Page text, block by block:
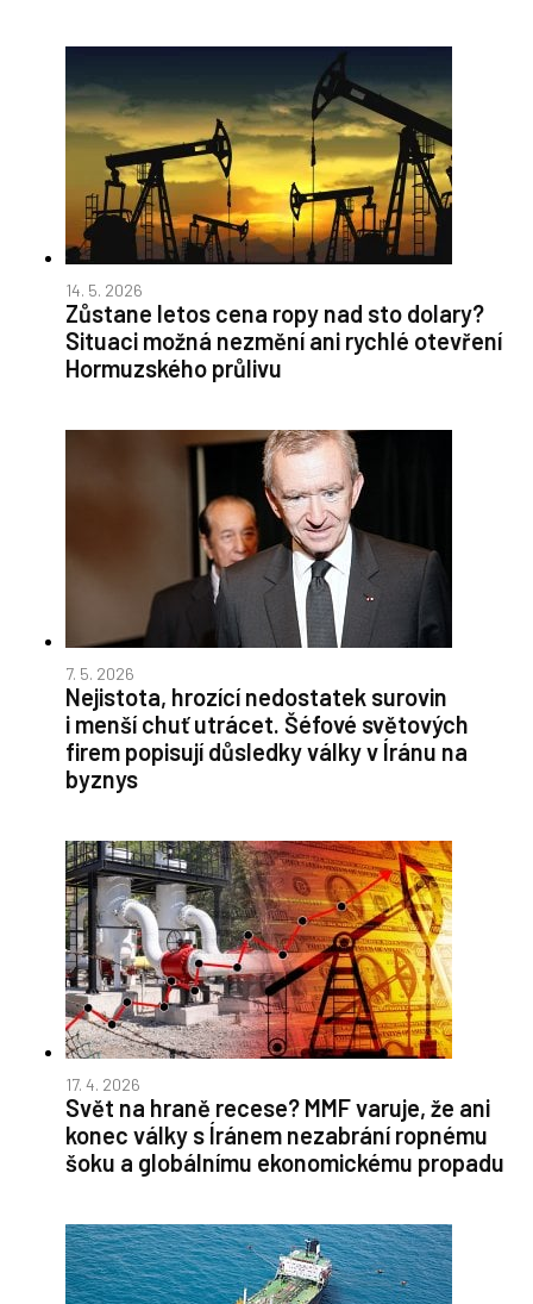
14. 5. 2026
Zůstane letos cena ropy nad sto dolary?
Situaci možná nezmění ani rychlé otevření
Hormuzského průlivu
7. 5. 2026
Nejistota, hrozící nedostatek surovin
i menší chuť utrácet. Šéfové světových
firem popisují důsledky války v Íránu na
byznys
17. 4. 2026
Svět na hraně recese? MMF varuje, že ani
konec války s Íránem nezabrání ropnému
šoku a globálnímu ekonomickému propadu